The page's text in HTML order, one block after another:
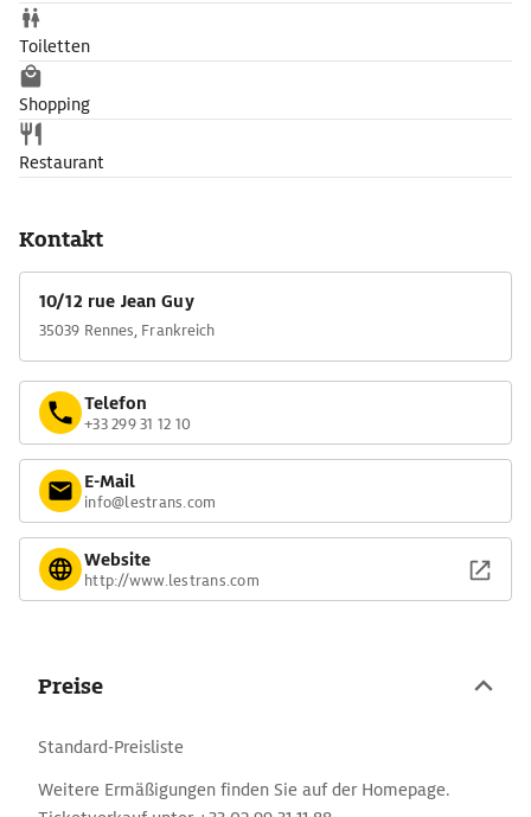
Toiletten
Shopping
Restaurant
Kontakt
10/12 rue Jean Guy
35039 Rennes, Frankreich
Telefon
+33 299 31 12 10
E-Mail
info@lestrans.com
Website
http://www.lestrans.com
Preise
Standard-Preisliste
Weitere Ermäßigungen finden Sie auf der Homepage.